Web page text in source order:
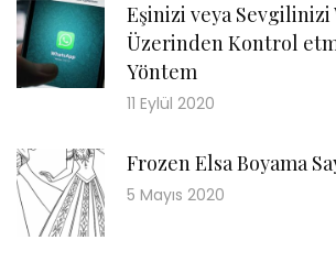
Eşinizi veya Sevgilinizi
Üzerinden Kontrol
Yöntem
11 Eylül 2020
Frozen Elsa Boyama
5 Mayıs 2020